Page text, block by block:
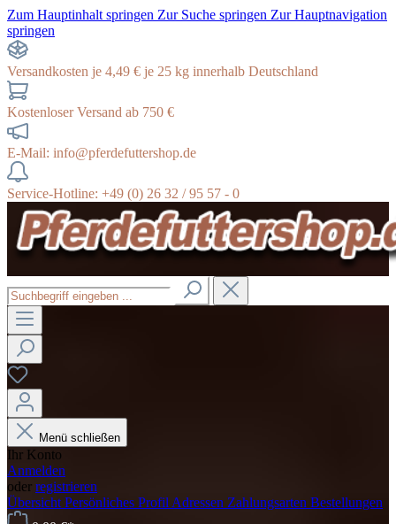
Zum Hauptinhalt springen Zur Suche springen Zur Hauptnavigation
springen
Versandkosten je 4,49 € je 25 kg innerhalb Deutschland
Kostenloser Versand ab 750 €
E-Mail: info@pferdefuttershop.de
Service-Hotline: +49 (0) 26 32 / 95 57 - 0
Menü schließen
Ihr Konto
Anmelden
oder registrieren
Übersicht Persönliches Profil Adressen Zahlungsarten Bestellungen